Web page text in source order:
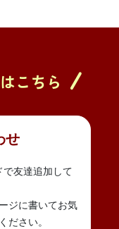
こちら
せ
友達追加して
ジに書いてお気
ださい。